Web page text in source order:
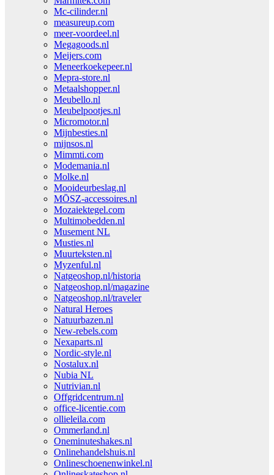
Mc-cilinder.nl
measureup.com
meer-voordeel.nl
Megagoods.nl
Meijers.com
Meneerkoekepeer.nl
Mepra-store.nl
Metaalshopper.nl
Meubello.nl
Meubelpootjes.nl
Micromotor.nl
Mijnbesties.nl
mijnsos.nl
Mimmti.com
Modemania.nl
Molke.nl
Mooideurbeslag.nl
MŌSZ-accessoires.nl
Mozaiektegel.com
Multimobedden.nl
Musement NL
Musties.nl
Muurteksten.nl
Myzenful.nl
Natgeoshop.nl/historia
Natgeoshop.nl/magazine
Natgeoshop.nl/traveler
Natural Heroes
Natuurbazen.nl
New-rebels.com
Nexaparts.nl
Nordic-style.nl
Nostalux.nl
Nubia NL
Nutrivian.nl
Offgridcentrum.nl
office-licentie.com
ollieleila.com
Ommerland.nl
Oneminuteshakes.nl
Onlinehandelshuis.nl
Onlineschoenenwinkel.nl